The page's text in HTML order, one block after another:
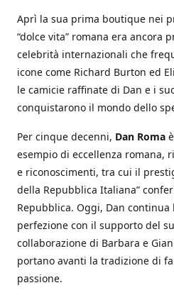
Aprì la sua prima boutique nei
“dolce vita” romana era ancora
celebrità internazionali che
icone come Richard Burton ed
le camicie raffinate di Dan e i
conquistarono il mondo dello
Per cinque decenni, Dan Roma
esempio di eccellenza romana,
e riconoscimenti, tra cui il
della Repubblica Italiana”
Repubblica. Oggi, Dan continua
perfezione con il supporto del
collaborazione di Barbara e
portano avanti la tradizione di
passione.